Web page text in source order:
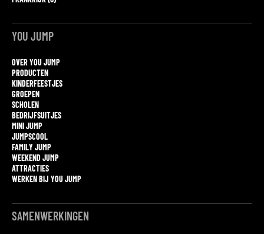
YOU JUMP
OVER YOU JUMP
PRODUCTEN
KINDERFEESTJES
GROEPEN
SCHOLEN
BEDRIJFSUITJES
MINI JUMP
JUMPSCOOL
FAMILY JUMP
WEEKEND JUMP
ATTRACTIES
WERKEN BIJ YOU JUMP
SAMENWERKINGEN